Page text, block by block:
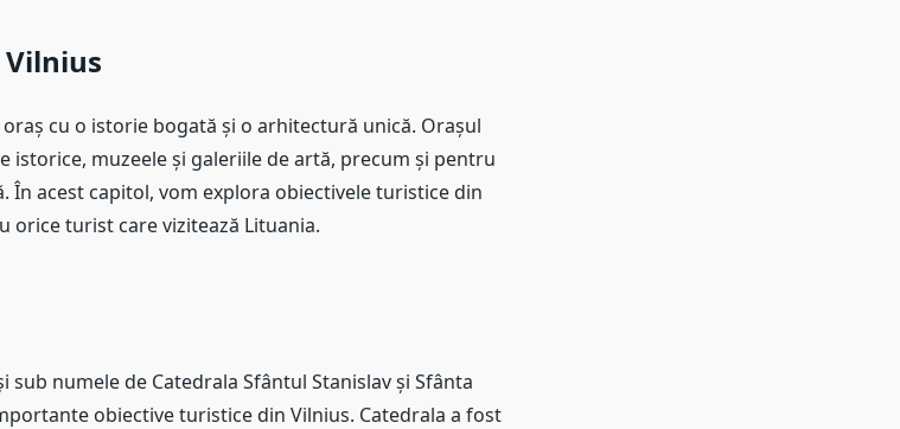
cu o istorie bogată și o arhitectură unică. Orașul
istorice, muzeele și galeriile de artă, precum și pentru
În acest capitol, vom explora obiectivele turistice din
orice turist care vizitează Lituania.
sub numele de Catedrala Sfântul Stanislav și Sfânta
obiective turistice din Vilnius. Catedrala a fost